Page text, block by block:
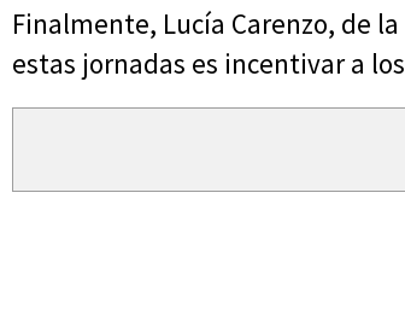
Finalmente, Lucía Carenzo, de
estas jornadas es incentivar a